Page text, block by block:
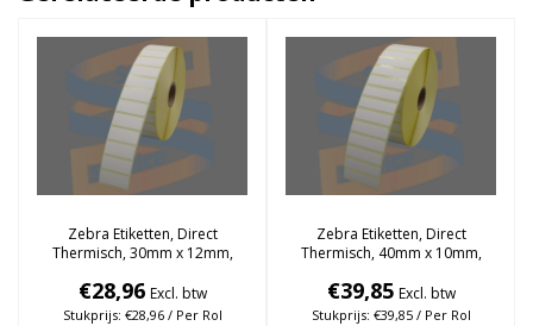
Zebra Etiketten, Direct
Thermisch, 30mm x 12mm,
4.600 stuks
€28,96 Excl. btw
Stukprijs: €28,96 / Per Rol
Zebra Etiketten, Direct
Thermisch, 40mm x 10mm,
6.000 stuks
€39,85 Excl. btw
Stukprijs: €39,85 / Per Rol